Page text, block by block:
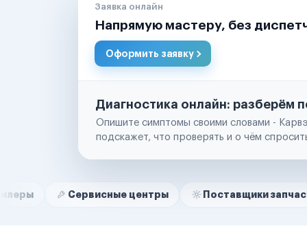
Заявка онлайн
Напрямую мастеру, без
Оформить заявку
Диагностика онлайн: разберём
Опишите симптомы своими словами -
подскажет, что проверять и о чём
Нам доверяют
Сервисные центры Поставщики запчастей
Маркетплейсы